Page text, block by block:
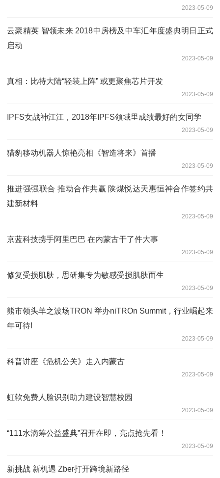
2023-05-09
云聚精英 智领未来 2018中房榜及中车汇年度盛典明日正式
启动
2023-05-09
真相：比特大陆“轻装上阵” 或更聚焦芯片开发
2023-05-09
IPFS女战神江江，2018年IPFS领域里成绩最好的女同学
2023-05-09
猎豹移动机器人惊艳亮相《智造将来》首播
2023-05-09
推进强强联合 推动合作共赢 陕煤悦达天惠恒神合作签约共
建新材料
2023-05-09
京蓝科技携手阿里巴巴 在内蒙古干了件大事
2023-05-09
修复受损肌肤，思研集专为敏感受损肌肤而生
2023-05-09
熊市领头羊之波场TRON 举办niTROn Summit，行业崛起来
年可待!
2023-05-09
科普讲座《危机公关》走入内蒙古
2023-05-09
虹软免费人脸识别助力建设智慧校园
2023-05-09
“111水滴筹公益盛典”召开在即，亮点抢先看！
2023-05-09
新挑战 新机遇 Zber打开跨境新路径